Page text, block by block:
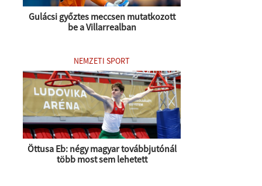
Gulácsi győztes meccsen mutatkozott
be a Villarrealban
NEMZETI SPORT
Öttusa Eb: négy magyar továbbjutónál
több most sem lehetett